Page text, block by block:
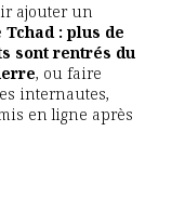
ajouter un
Tchad : plus de
sont rentrés du
, ou faire
internautes,
en ligne après